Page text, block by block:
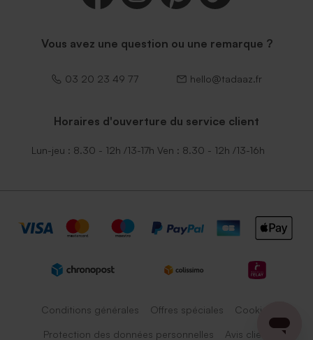
Vous avez une question ou une remarque ?
03 20 23 49 77 hello@tadaaz.fr
Horaires d'ouverture du service client
Lun-jeu : 8.30 - 12h /13-17h Ven : 8.30 - 12h /13-16h
Conditions générales Offres spéciales Cookies
Protection des données personnelles Avis client